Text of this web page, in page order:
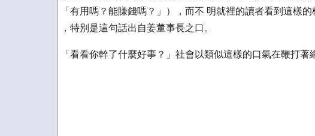
「有用嗎？能賺錢嗎？」），而不 明就裡的讀者看到這樣
，特別是這句話出自姜董事長之口。
「看看你幹了什麼好事？」社會以類似這樣的口氣在鞭打著